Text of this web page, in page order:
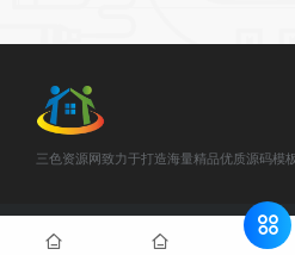
三色资源网致力于打造海量精品优质源码模
© 2025 三色资源网 - 3se.cc & . All